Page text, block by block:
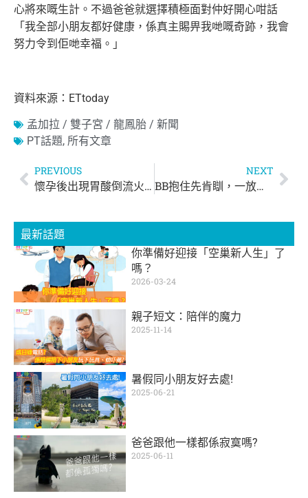
心將來嘅生計。不過爸爸就選擇積極面對仲好開心咁話
「我全部小朋友都好健康，係真主賜畀我哋嘅奇跡，我會
努力令到佢哋幸福。」
資料來源：ETtoday
孟加拉 / 雙子宮 / 龍鳳胎 / 新聞
PT話題, 所有文章
PREVIOUS
懷孕後出現胃酸倒流火燒心？5招幫你舒緩不適！
NEXT
BB抱住先肯瞓，一放低就醒？父母可以點做？
最新話題
你準備好迎接「空巢新人生」了
嗎？
2026-03-24
親子短文：陪伴的魔力
2025-11-14
暑假同小朋友好去處!
2025-06-21
爸爸跟他一樣都係寂寞嗎?
2025-06-11